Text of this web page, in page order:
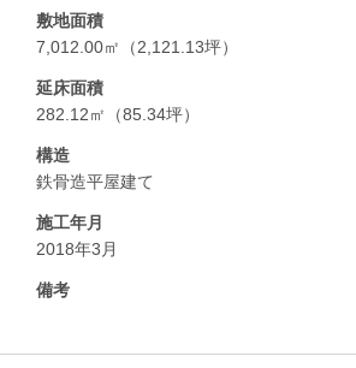
敷地面積
7,012.00㎡（2,121.13坪）
延床面積
282.12㎡（85.34坪）
構造
鉄骨造平屋建て
施工年月
2018年3月
備考